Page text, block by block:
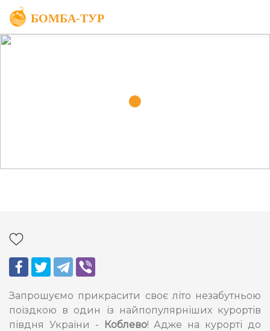
Запрошуємо прикрасити своє літо незабутньою
поїздкою в один із найпопулярніших курортів
півдня України - Коблево! Адже на курорті до